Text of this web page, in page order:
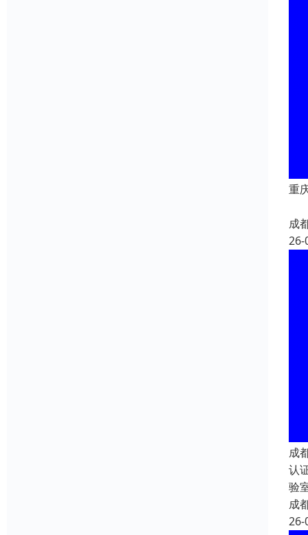
重
成
26-
成
认
验
成
26-